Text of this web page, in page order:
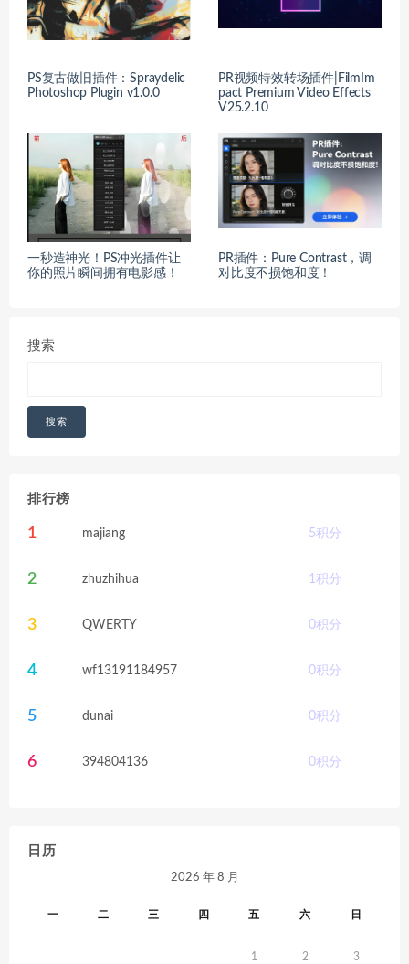
PS复古做旧插件：Spraydelic
Photoshop Plugin v1.0.0
PR视频特效转场插件|FilmIm
pact Premium Video Effects
V25.2.10
一秒造神光！PS冲光插件让
你的照片瞬间拥有电影感！
PR插件：Pure Contrast，调
对比度不损饱和度！
搜索
搜索
排行榜
1 majiang 5积分
2 zhuzhihua 1积分
3 QWERTY 0积分
4 wf13191184957 0积分
5 dunai 0积分
6 394804136 0积分
日历
2026 年 8 月
一 二 三 四 五 六 日
1 2 3